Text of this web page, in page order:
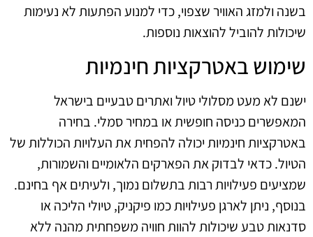
בשנה ולמזג האוויר שצפוי, כדי למנוע הפתעות לא נעימות
שיכולות להוביל להוצאות נוספות.
שימוש באטרקציות חינמיות
ישנם לא מעט מסלולי טיול ואתרים טבעיים בישראל
המאפשרים כניסה חופשית או במחיר סמלי. בחירה
באטרקציות חינמיות יכולה להפחית את העלויות הכוללות של
הטיול. כדאי לבדוק את הפארקים הלאומיים והשמורות,
שמציעים פעילויות רבות בתשלום נמוך, ולעיתים אף בחינם.
בנוסף, ניתן לארגן פעילויות כמו פיקניק, טיולי הליכה או
סדנאות טבע שיכולות להוות חוויה משפחתית מהנה ללא